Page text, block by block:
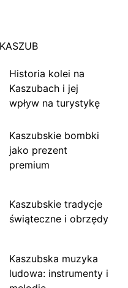
Historia kolei na
Kaszubach i jej
wpływ na turystykę
Kaszubskie bombki
jako prezent
premium
Kaszubskie tradycje
świąteczne i obrzędy
Kaszubska muzyka
ludowa: instrumenty i